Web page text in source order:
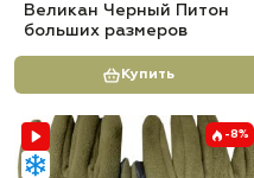
Великан Черный Питон
больших размеров
Купить
-8%